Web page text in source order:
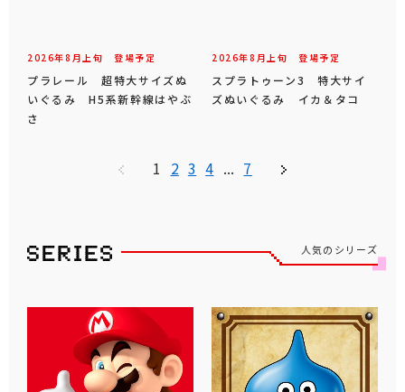
2026年8 月 上旬 登場予定
プラレール 超特大サイズぬ
いぐるみ H5系新幹線はやぶ
さ
2026年8 月 上旬 登場予定
スプラトゥーン3 特大サイ
ズぬいぐるみ イカ＆タコ
1 2 3 4 ... 7
人気のシリーズ